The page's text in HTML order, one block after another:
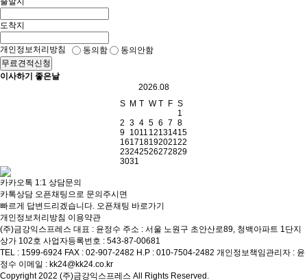
도착지
개인정보처리방침 동의함
동의안함
무료견적신청
이사하기 좋은날
2026.08
S M T W T F S
1
2 3 4 5 6 7 8
9 1011 12131415
161718192021 22
23242526272829
3031
카카오톡 1:1 상담문의
카톡상담 오픈채팅으로 문의주시면
빠르게 답변드리겠습니다. 오픈채팅 바로가기
개인정보처리방침 이용약관
(주)금강익스프레스 대표 : 윤정수 주소 : 서울 노원구 초안산로89, 청백아파트 1단지
상가 102호 사업자등록번호 : 543-87-00681
TEL : 1599-6924 FAX : 02-907-2482 H.P : 010-7504-2482 개인정보책임관리자 : 윤
정수 이메일 : kk24@kk24.co.kr
Copyright 2022 (주)금강익스프레스 All Rights Reserved.